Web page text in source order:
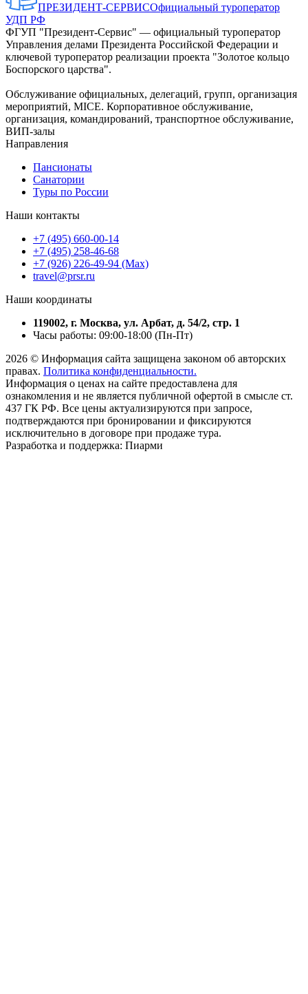
ПРЕЗИДЕНТ-СЕРВИСОфициальный туроператор
УДП РФ
ФГУП "Президент-Сервис" — официальный туроператор
Управления делами Президента Российской Федерации и
ключевой туроператор реализации проекта "Золотое кольцо
Боспорского царства".
Обслуживание официальных, делегаций, групп, организация
мероприятий, MICE. Корпоративное обслуживание,
организация, командирований, транспортное обслуживание,
ВИП-залы
Направления
Пансионаты
Санатории
Туры по России
Наши контакты
+7 (495) 660-00-14
+7 (495) 258-46-68
+7 (926) 226-49-94 (Max)
travel@prsr.ru
Наши координаты
119002, г. Москва, ул. Арбат, д. 54/2, стр. 1
Часы работы: 09:00-18:00 (Пн-Пт)
2026 © Информация сайта защищена законом об авторских
правах. Политика конфиденциальности.
Информация о ценах на сайте предоставлена для
ознакомления и не является публичной офертой в смысле ст.
437 ГК РФ. Все цены актуализируются при запросе,
подтверждаются при бронировании и фиксируются
исключительно в договоре при продаже тура.
Разработка и поддержка: Пиарми